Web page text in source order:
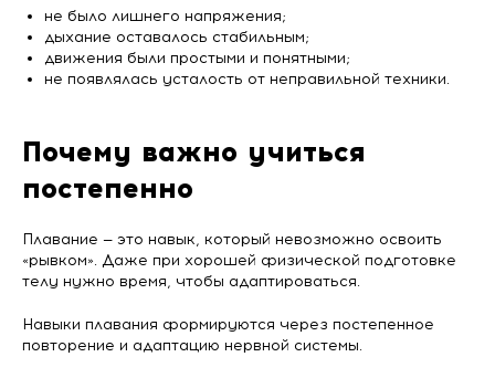
не было лишнего напряжения;
дыхание оставалось стабильным;
движения были простыми и понятными;
не появлялась усталость от неправильной техники.
Почему важно учиться
постепенно
Плавание — это навык, который невозможно освоить
«рывком». Даже при хорошей физической подготовке
телу нужно время, чтобы адаптироваться.
Навыки плавания формируются через постепенное
повторение и адаптацию нервной системы.